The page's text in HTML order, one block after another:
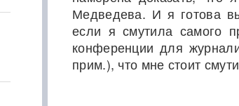
Медведева. И я готова
если я смутила самого
конференции для
прим.), что мне стоит